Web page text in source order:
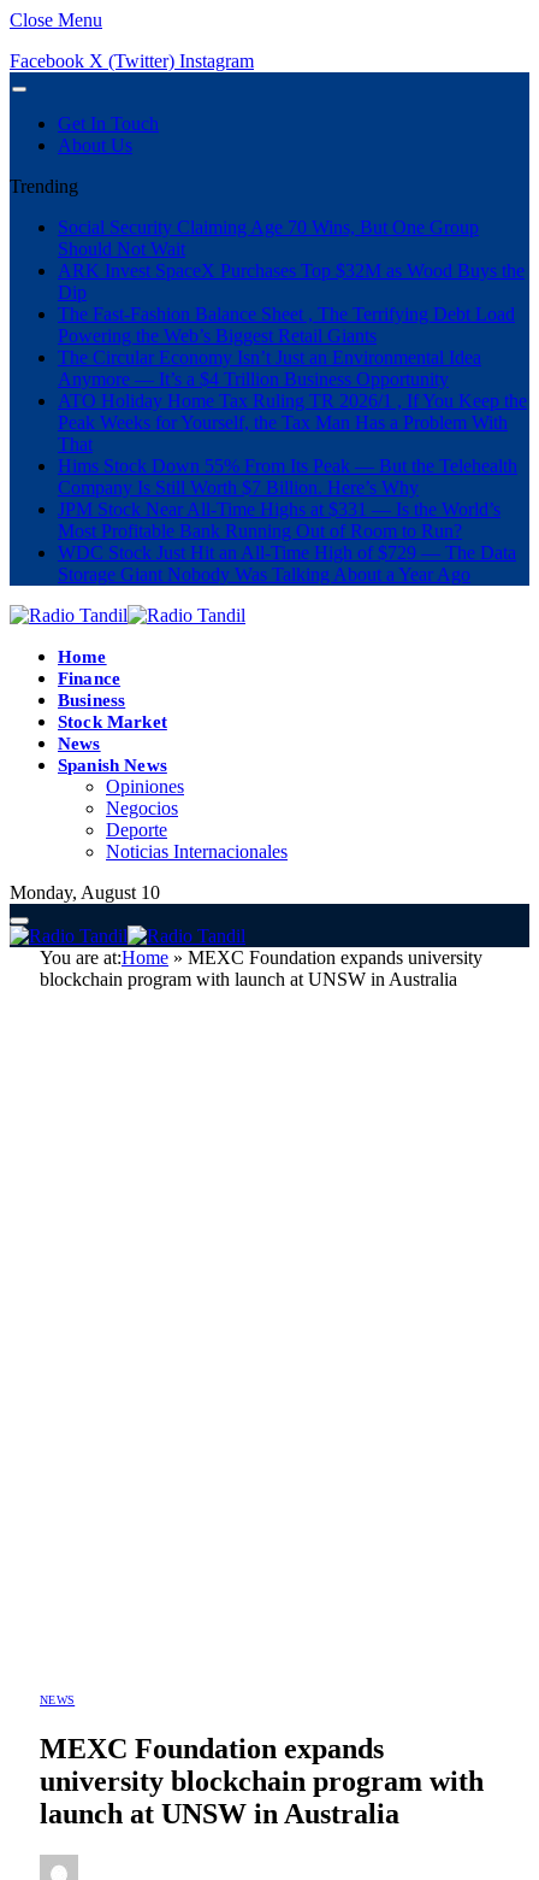
Close Menu
Facebook X (Twitter) Instagram
Get In Touch
About Us
Trending
Social Security Claiming Age 70 Wins, But One Group
Should Not Wait
ARK Invest SpaceX Purchases Top $32M as Wood Buys the
Dip
The Fast-Fashion Balance Sheet , The Terrifying Debt Load
Powering the Web’s Biggest Retail Giants
The Circular Economy Isn’t Just an Environmental Idea
Anymore — It’s a $4 Trillion Business Opportunity
ATO Holiday Home Tax Ruling TR 2026/1 , If You Keep the
Peak Weeks for Yourself, the Tax Man Has a Problem With
That
Hims Stock Down 55% From Its Peak — But the Telehealth
Company Is Still Worth $7 Billion. Here’s Why
JPM Stock Near All-Time Highs at $331 — Is the World’s
Most Profitable Bank Running Out of Room to Run?
WDC Stock Just Hit an All-Time High of $729 — The Data
Storage Giant Nobody Was Talking About a Year Ago
Home
Finance
Business
Stock Market
News
Spanish News
Opiniones
Negocios
Deporte
Noticias Internacionales
Monday, August 10
You are at:Home » MEXC Foundation expands university
blockchain program with launch at UNSW in Australia
NEWS
MEXC Foundation expands
university blockchain program with
launch at UNSW in Australia